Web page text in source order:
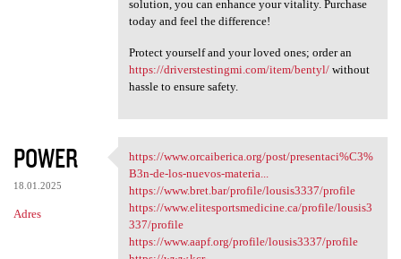
solution, you can enhance your vitality. Purchase
today and feel the difference!
Protect yourself and your loved ones; order an
https://driverstestingmi.com/item/bentyl/without
hassle to ensure safety.
POWER
18.01.2025
Adres
https://www.orcaiberica.org
https://www.orcaiberica.org/post/presentaci%C3%
B3n-de-los-nuevos-materia...
https://www.bret.bar/profile/lousis3337/profile
https://www.elitesportsmedicine.ca/profile/lousis3
337/profile
https://www.aapf.org/profile/lousis3337/profile